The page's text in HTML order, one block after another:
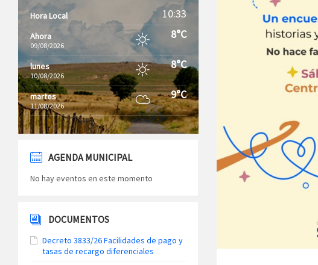
Hora Local 10:33
Ahora
09/08/2026
8°C
lunes
10/08/2026
8°C
martes
11/08/2026
9°C
AGENDA MUNICIPAL
No hay eventos en este momento
DOCUMENTOS
Decreto 3833/26 Facilidades de pago y
tasas de recargo diferenciales